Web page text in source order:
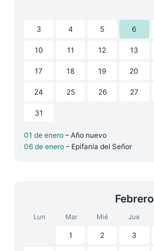
3 4 5 6
10 11 12 13
17 18 19 20
24 25 26 27
31
01 de enero – Año nuevo
06 de enero – Epifanía del Señor
Febrero
Lun Mar Mié Jue
1 2 3